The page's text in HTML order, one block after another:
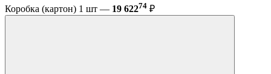
Коробка (картон) 1 шт — 19 62274 ₽